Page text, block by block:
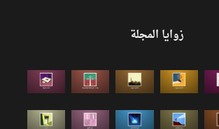
زوايا المجلة